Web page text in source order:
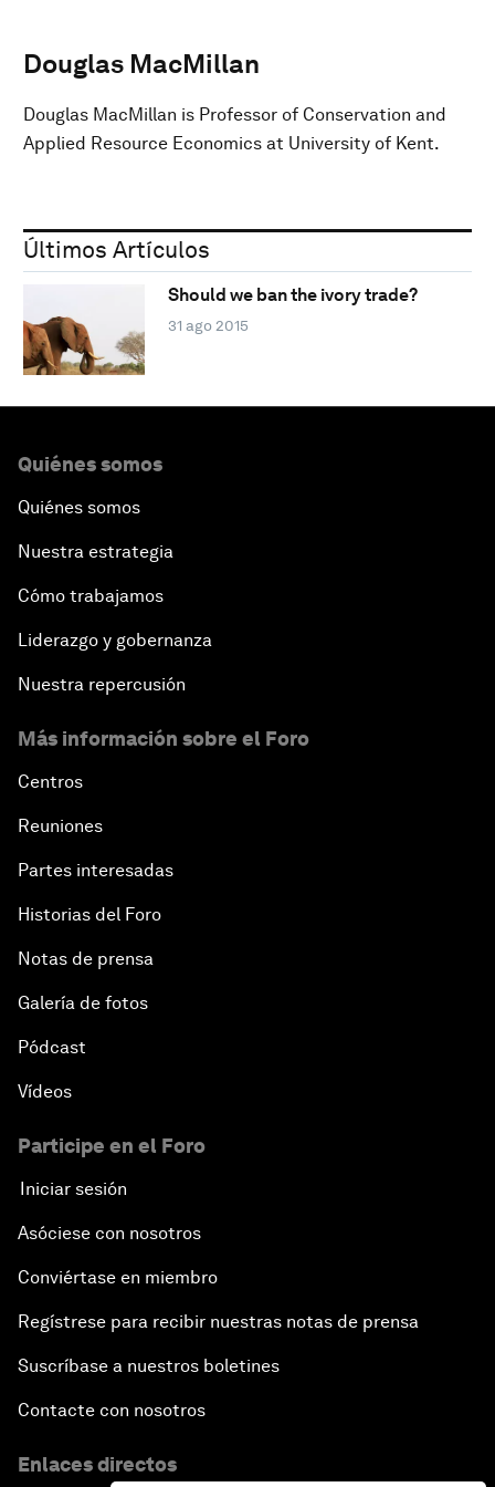
Douglas MacMillan
Douglas MacMillan is Professor of Conservation and
Applied Resource Economics at University of Kent.
Últimos Artículos
Should we ban the ivory trade?
31 ago 2015
Quiénes somos
Quiénes somos
Nuestra estrategia
Cómo trabajamos
Liderazgo y gobernanza
Nuestra repercusión
Más información sobre el Foro
Centros
Reuniones
Partes interesadas
Historias del Foro
Notas de prensa
Galería de fotos
Pódcast
Vídeos
Participe en el Foro
Iniciar sesión
Asóciese con nosotros
Conviértase en miembro
Regístrese para recibir nuestras notas de prensa
Suscríbase a nuestros boletines
Contacte con nosotros
Enlaces directos